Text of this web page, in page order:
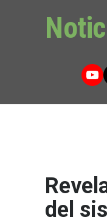
del